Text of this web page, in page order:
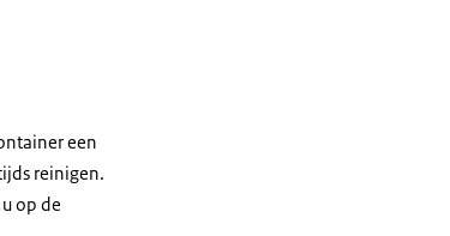
een
reinigen.
op de